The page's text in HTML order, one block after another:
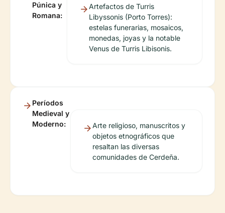
Púnica y
Romana:
Artefactos de Turris
Libyssonis (Porto Torres):
estelas funerarias, mosaicos,
monedas, joyas y la notable
Venus de Turris Libisonis.
Períodos
Medieval y
Moderno:
Arte religioso, manuscritos y
objetos etnográficos que
resaltan las diversas
comunidades de Cerdeña.